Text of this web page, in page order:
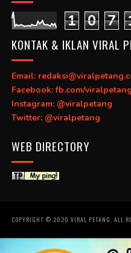
1 0 7
KONTAK & IKLAN VIRAL
Email:
Facebook: fb.com/viralpetang
Instagram: @viralpetang
Twitter: @viralpetang
WEB DIRECTORY
COPYRIGHT © 2020 VIRAL PETANG. ALL